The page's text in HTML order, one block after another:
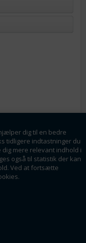
dig til en bedre
tidligere indtastninger du
mere relevant indhold i
også til statistik der kan
Ved at fortsætte